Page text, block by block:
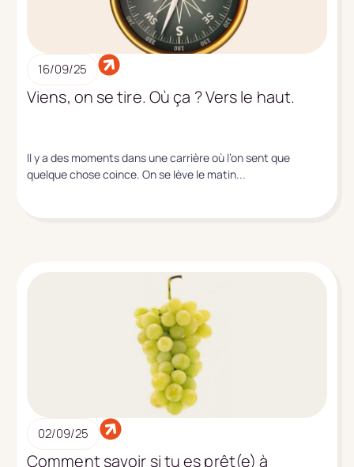
16/09/25
Viens, on se tire. Où ça ? Vers le haut.
Il y a des moments dans une carrière où l’on sent que
quelque chose coince. On se lève le matin...
02/09/25
Comment savoir si tu es prêt(e) à